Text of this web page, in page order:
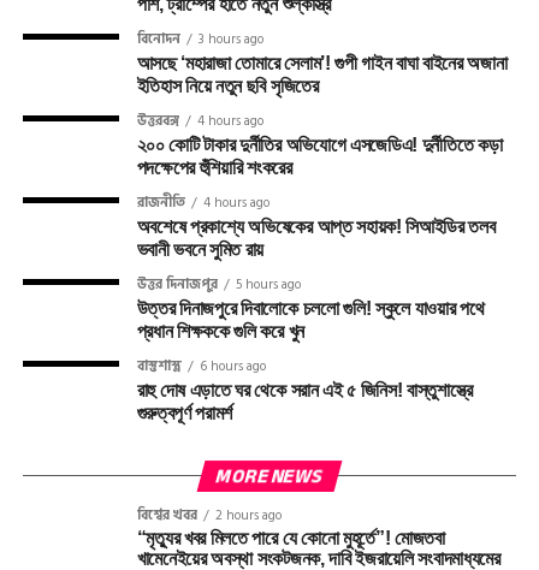
পাশ, ট্রাম্পের হাতে নতুন শুল্কাস্ত্র
বিনোদন 3 hours ago
আসছে ‘মহারাজা তোমারে সেলাম’! গুপী গাইন বাঘা বাইনের অজানা
ইতিহাস নিয়ে নতুন ছবি সৃজিতের
উত্তরবঙ্গ 4 hours ago
২০০ কোটি টাকার দুর্নীতির অভিযোগে এসজেডিএ! দুর্নীতিতে কড়া
পদক্ষেপের হুঁশিয়ারি শংকরের
রাজনীতি 4 hours ago
অবশেষে প্রকাশ্যে অভিষেকের আপ্ত সহায়ক! সিআইডির তলব
ভবানী ভবনে সুমিত রায়
উত্তর দিনাজপুর 5 hours ago
উত্তর দিনাজপুরে দিবালোকে চললো গুলি! স্কুলে যাওয়ার পথে
প্রধান শিক্ষককে গুলি করে খুন
বাস্তুশাস্ত্র 6 hours ago
রাহু দোষ এড়াতে ঘর থেকে সরান এই ৫ জিনিস! বাস্তুশাস্ত্রে
গুরুত্বপূর্ণ পরামর্শ
MORE NEWS
বিশ্বের খবর 2 hours ago
“মৃত্যুর খবর মিলতে পারে যে কোনো মুহূর্তে”! মোজতবা
খামেনেইয়ের অবস্থা সংকটজনক, দাবি ইজরায়েলি সংবাদমাধ্যমের